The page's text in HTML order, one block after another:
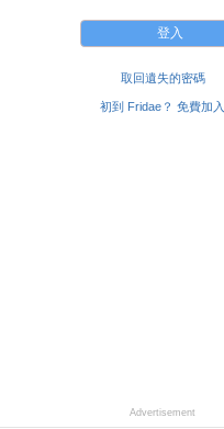
取回遺失的密碼
初到 Fridae？ 免費加入
Advertisement